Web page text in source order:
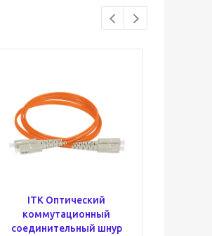
ITK Оптический
коммутационный
соединительный шнур